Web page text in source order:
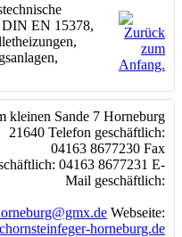
DIN EN 15378,
,
,
kleinen Sande 7 Horneburg
21640 Telefon geschäftlich:
04163 8677230 Fax
: 04163 8677231 E-
Mail geschäftlich:
Webseite:
horneburg.de